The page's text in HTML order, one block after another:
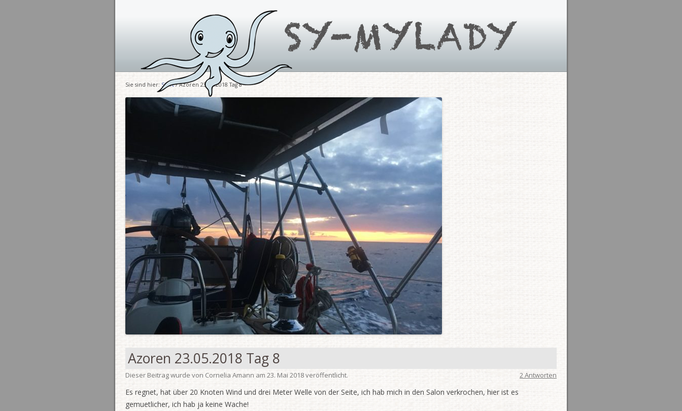
Sie sind hier: Start/ Azoren 23.05.2018 Tag 8
Azoren 23.05.2018 Tag 8
Dieser Beitrag wurde von Cornelia Amann am 23. Mai 2018veröffentlicht. 2 Antworten
Es regnet, hat über 20 Knoten Wind und drei Meter Welle von der Seite, ich hab mich in den Salon verkrochen, hier ist es
gemuetlicher, ich hab ja keine Wache!